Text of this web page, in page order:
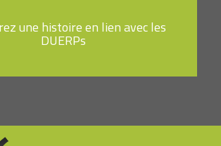
une histoire en lien avec les
DUERPs